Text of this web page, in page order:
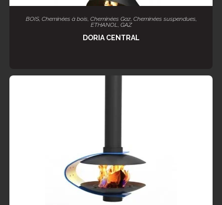
LIRE LA SUITE
BOIS, Cheminées à bois, Cheminées Gaz, Cheminées suspendues,
ETHANOL, GAZ
DORIA CENTRAL